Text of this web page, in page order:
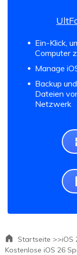
Ein-Klick,
Computer
Manage
Backup
Dateien
Netzwerk
Startseite >>iOS
Kostenlose iOS 26